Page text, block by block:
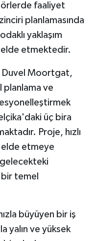
faaliyet
planlamasında
yaklaşım
elde etmektedir.
Duvel Moortgat,
ve
üç bira
Proje, hızlı
etmeye
gelecekteki
temel
büyüyen bir iş
yalın ve yüksek